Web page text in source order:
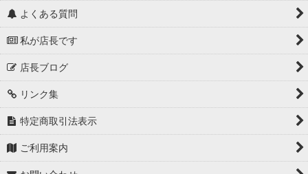
よくある質問
私が店長です
店長ブログ
リンク集
特定商取引法表示
ご利用案内